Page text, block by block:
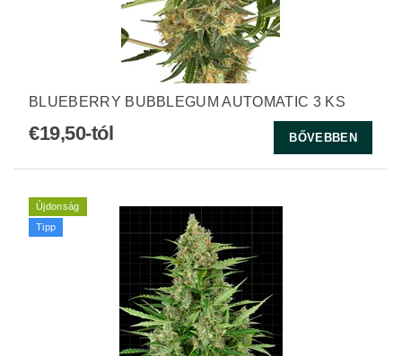
BLUEBERRY BUBBLEGUM AUTOMATIC 3 KS
€19,50-tól BŐVEBBEN
Újdonság
Tipp